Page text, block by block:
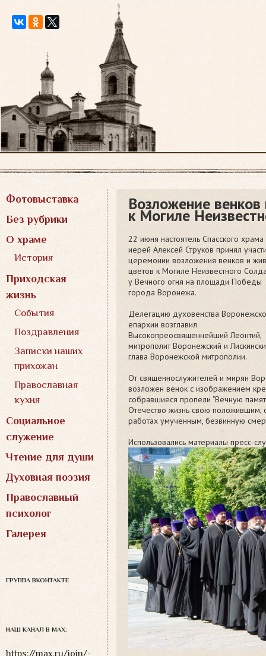
Фотовыставка
Без рубрики
О храме
История
Приходская
жизнь
События
Поздравления
Записки наших
прихожан
Православная
кухня
Социальное
служение
Чтение для души
Духовная поэзия
Православный
психолог
Галерея
ГРУППА ВКОНТАКТЕ
НАШ КАНАЛ В MAX:
https://max.ru/join/-
Возложение
к Могиле
22 июня настоятель Спасского храма
иерей Алексей Струков принял
церемонии возложения венков и
цветов к Могиле Неизвестного
у Вечного огня на площади Победы
города Воронежа.
Делегацию духовенства
епархии возглавил
Высокопреосвященнейший Леонтий,
митрополит Воронежский и
глава Воронежской митрополии.
От священнослужителей и мирян
возложен венок с изображением
собравшиеся пропели "Вечную
Отечество жизнь свою положившим,
работах умученным, безвинную
Использовались материалы пресс-